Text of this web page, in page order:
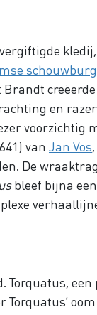
kledij,
schouwburg
en
voorzichtig
van Jan Vos
De
bleef bijna
Torquatus,